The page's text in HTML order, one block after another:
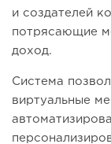
и создателей
потрясающие
доход.
Система
виртуальные